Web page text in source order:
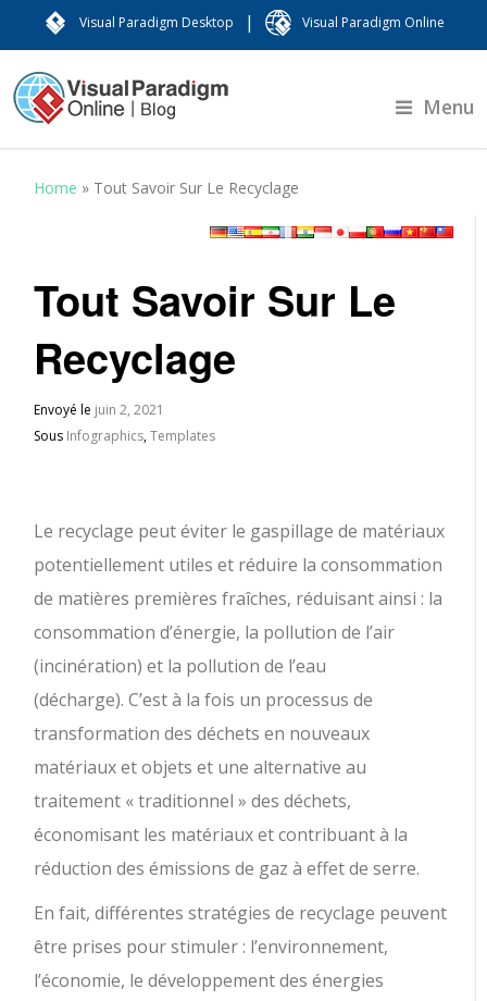
Visual Paradigm Desktop | Visual Paradigm Online
Menu
Home » Tout Savoir Sur Le Recyclage
Tout Savoir Sur Le
Recyclage
Envoyé le juin 2, 2021
Sous Infographics,Templates
Le recyclage peut éviter le gaspillage de matériaux
potentiellement utiles et réduire la consommation
de matières premières fraîches, réduisant ainsi : la
consommation d’énergie, la pollution de l’air
(incinération) et la pollution de l’eau
(décharge). C’est à la fois un processus de
transformation des déchets en nouveaux
matériaux et objets et une alternative au
traitement « traditionnel » des déchets,
économisant les matériaux et contribuant à la
réduction des émissions de gaz à effet de serre.
En fait, différentes stratégies de recyclage peuvent
être prises pour stimuler : l’environnement,
l’économie, le développement des énergies